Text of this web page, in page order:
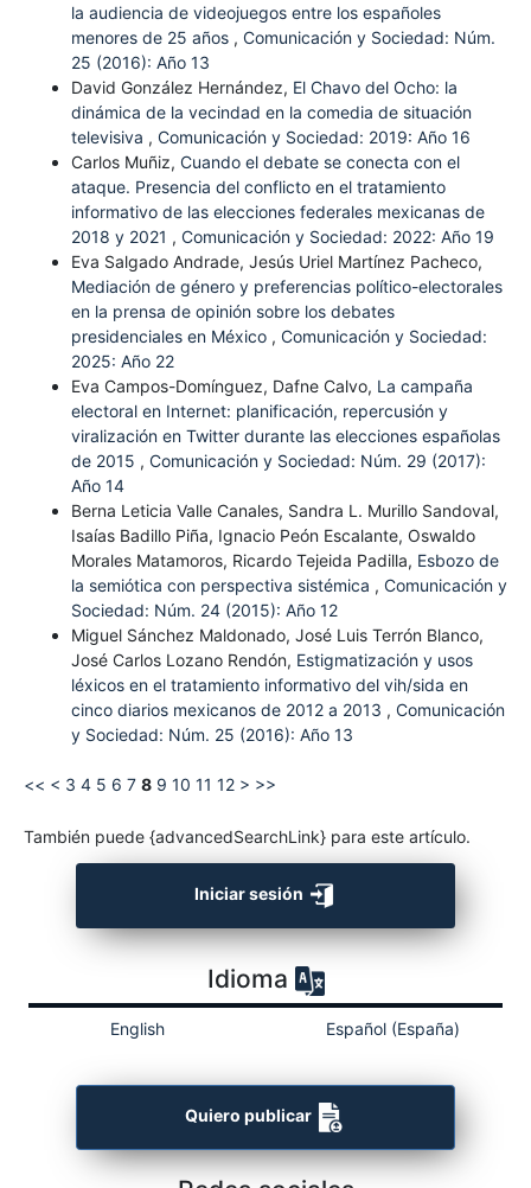
la audiencia de videojuegos entre los españoles
menores de 25 años , Comunicación y Sociedad: Núm.
25 (2016): Año 13
David González Hernández, El Chavo del Ocho: la
dinámica de la vecindad en la comedia de situación
televisiva , Comunicación y Sociedad: 2019: Año 16
Carlos Muñiz, Cuando el debate se conecta con el
ataque. Presencia del conflicto en el tratamiento
informativo de las elecciones federales mexicanas de
2018 y 2021 , Comunicación y Sociedad: 2022: Año 19
Eva Salgado Andrade, Jesús Uriel Martínez Pacheco,
Mediación de género y preferencias político-electorales
en la prensa de opinión sobre los debates
presidenciales en México , Comunicación y Sociedad:
2025: Año 22
Eva Campos-Domínguez, Dafne Calvo, La campaña
electoral en Internet: planificación, repercusión y
viralización en Twitter durante las elecciones españolas
de 2015 , Comunicación y Sociedad: Núm. 29 (2017):
Año 14
Berna Leticia Valle Canales, Sandra L. Murillo Sandoval,
Isaías Badillo Piña, Ignacio Peón Escalante, Oswaldo
Morales Matamoros, Ricardo Tejeida Padilla, Esbozo de
la semiótica con perspectiva sistémica , Comunicación y
Sociedad: Núm. 24 (2015): Año 12
Miguel Sánchez Maldonado, José Luis Terrón Blanco,
José Carlos Lozano Rendón, Estigmatización y usos
léxicos en el tratamiento informativo del vih/sida en
cinco diarios mexicanos de 2012 a 2013 , Comunicación
y Sociedad: Núm. 25 (2016): Año 13
<< < 3 4 5 6 7 8 9 10 11 12 > >>
También puede {advancedSearchLink} para este artículo.
Iniciar sesión
Idioma
English Español (España)
Quiero publicar